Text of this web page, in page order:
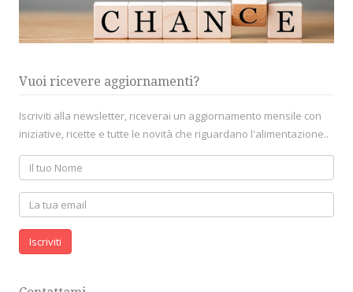
Vuoi ricevere aggiornamenti?
Iscriviti alla newsletter, riceverai un aggiornamento mensile con
iniziative, ricette e tutte le novità che riguardano l'alimentazione..
Iscriviti